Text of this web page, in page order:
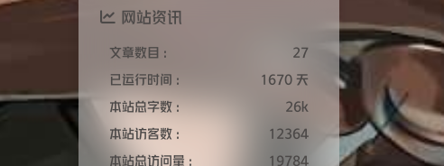
网站资讯
文章数目 :
27
已运行时间 :
1670 天
本站总字数 :
26k
本站访客数 :
12364
本站总访问量 :
19784